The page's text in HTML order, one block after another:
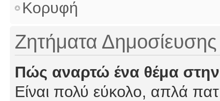
Κορυφή
Ζητήματα Δημοσίευσης
Πώς αναρτώ ένα θέμα
Είναι πολύ εύκολο, απλά